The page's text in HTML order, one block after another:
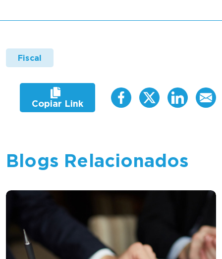
Fiscal
Copiar Link
Blogs Relacionados